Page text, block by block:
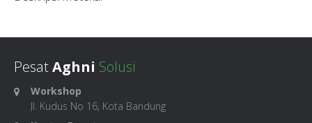
PesatAghni Solusi
Workshop
Jl. Kudus No 16, Kota Bandung